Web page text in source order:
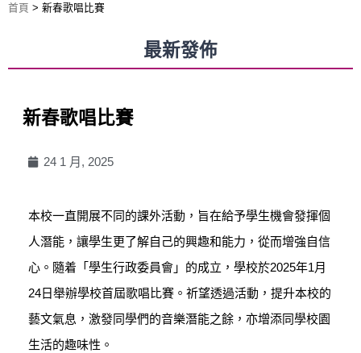
首頁 > 新春歌唱比賽
最新發佈
新春歌唱比賽
24 1 月, 2025
本校一直開展不同的課外活動，旨在給予學生機會發揮個
人潛能，讓學生更了解自己的興趣和能力，從而增強自信
心。隨着「學生行政委員會」的成立，學校於2025年1月
24日舉辦學校首屆歌唱比賽。祈望透過活動，提升本校的
藝文氣息，激發同學們的音樂潛能之餘，亦增添同學校園
生活的趣味性。